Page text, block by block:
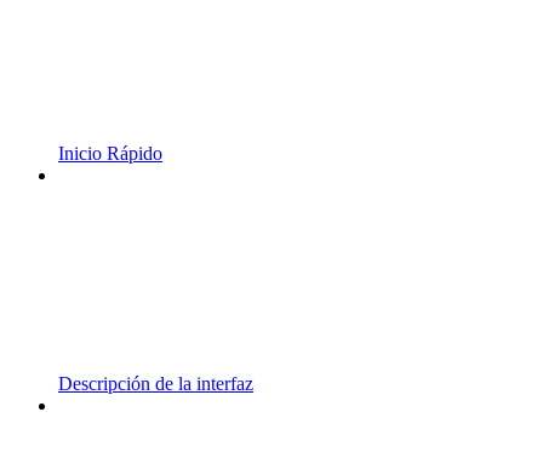
Inicio Rápido
Descripción de la interfaz